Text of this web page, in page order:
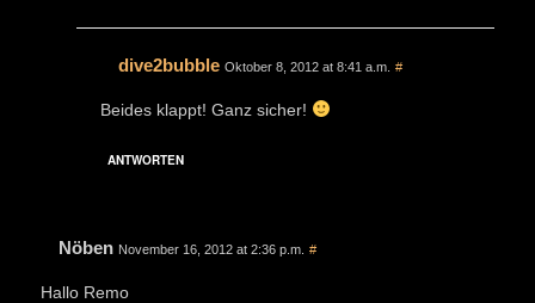
dive2bubble Oktober 8, 2012 at 8:41 a.m. #
Beides klappt! Ganz sicher!
ANTWORTEN
Nöben November 16, 2012 at 2:36 p.m. #
Hallo Remo